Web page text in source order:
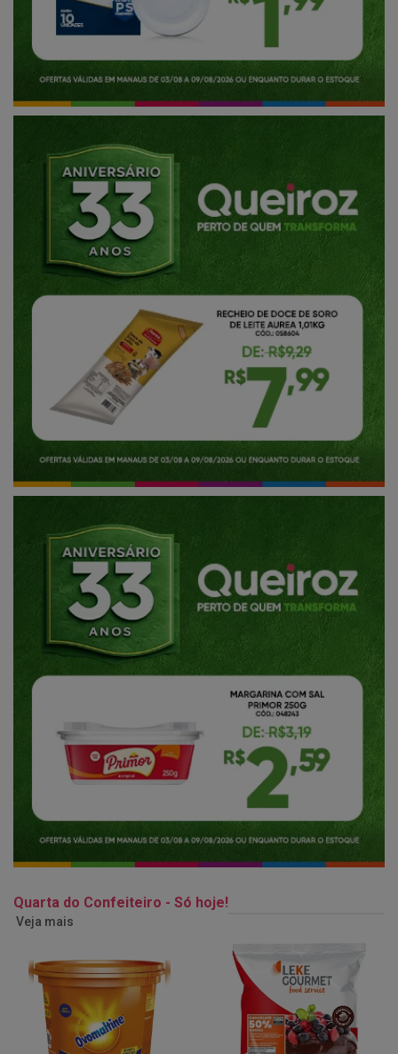
Quarta do Confeiteiro - Só hoje!
Veja mais